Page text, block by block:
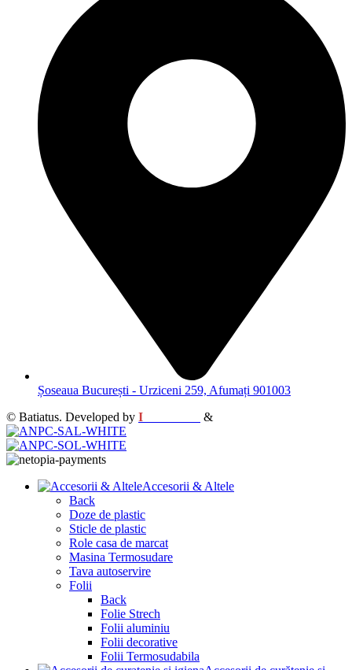
Șoseaua București - Urziceni 259, Afumați 901003
© Batiatus. Developed by I &
Accesorii & Altele
Back
Doze de plastic
Sticle de plastic
Role casa de marcat
Masina Termosudare
Tava autoservire
Folii
Back
Folie Strech
Folii aluminiu
Folii decorative
Folii Termosudabila